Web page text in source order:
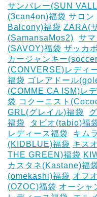
サンバレー(SUN
(3can4on)福袋 サロン
Balcony)福袋 ZARA(
(SamansaMos2)
サ
(SAVOY)福袋 ザッカ
カージャンキー
(CONVERSE)レディ
福袋 ゴレアドール
(COMME CA ISM)レ
袋 コクーニスト
GRL(グレイル)福袋
福袋
タビオ(tabio)福
レディース福袋
キム
(KIDBLUE)福袋 キス
THE GREEN)福袋
カスタネ(Kastane)福
(omekashi)福袋 オフ
(OZOC)福袋 オーシャ